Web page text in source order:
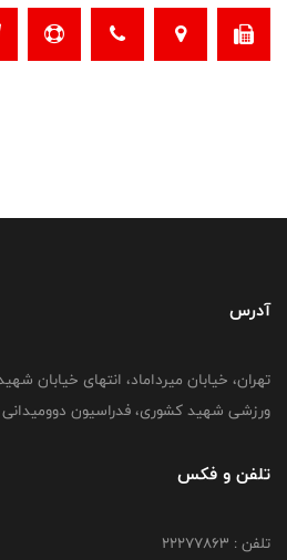
آدرس
تهران، خیابان میرداماد، انتهای خیابان
ورزشی شهید کشوری، فدراسیون
تلفن و فکس
تلفن : 22277863